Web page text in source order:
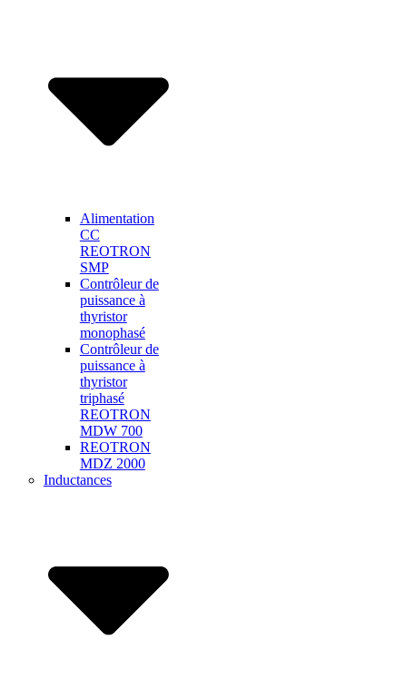
Alimentation
CC
REOTRON
SMP
Contrôleur de
puissance à
thyristor
monophasé
Contrôleur de
puissance à
thyristor
triphasé
REOTRON
MDW 700
REOTRON
MDZ 2000
Inductances